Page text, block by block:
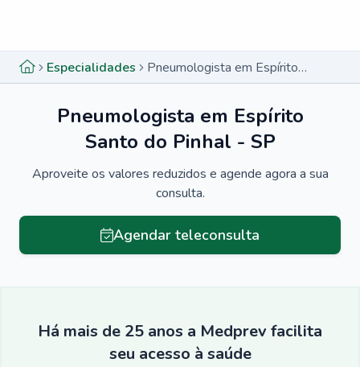
Especialidades Pneumologista em Espírito Santo do Pinhal - SP
Pneumologista em Espírito
Santo do Pinhal - SP
Aproveite os valores reduzidos e agende agora a sua
consulta.
Agendar teleconsulta
Há mais de 25 anos a Medprev facilita
seu acesso à saúde